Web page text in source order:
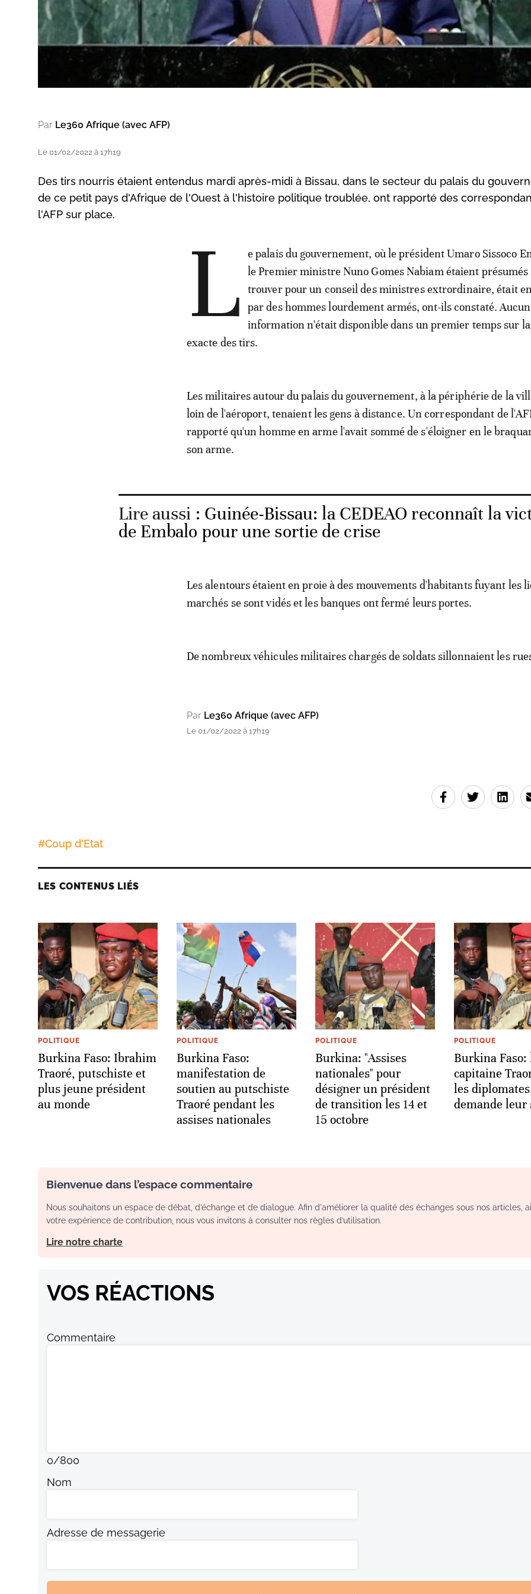
Par Le360 Afrique (avec AFP)
Le 01/02/2022 à 17h19
Des tirs nourris étaient entendus mardi après-midi à Bissau, dans le secteur du palais du
de ce petit pays d'Afrique de l'Ouest à l'histoire politique troublée, ont rapporté des
l'AFP sur place.
L
e palais du gouvernement, où le président Umaro Sissoco
le Premier ministre Nuno Gomes Nabiam étaient présumés
trouver pour un conseil des ministres extrordinaire, était
par des hommes lourdement armés, ont-ils constaté.
information n'était disponible dans un premier temps sur la
exacte des tirs.
Les militaires autour du palais du gouvernement, à la périphérie de la
loin de l'aéroport, tenaient les gens à distance. Un correspondant de
rapporté qu'un homme en arme l'avait sommé de s'éloigner en le
son arme.
Lire aussi : Guinée-Bissau: la CEDEAO reconnaît la
de Embalo pour une sortie de crise
Les alentours étaient en proie à des mouvements d'habitants fuyant les
marchés se sont vidés et les banques ont fermé leurs portes.
De nombreux véhicules militaires chargés de soldats sillonnaient les
Par Le360 Afrique (avec AFP)
Le 01/02/2022 à 17h19
#Coup d'Etat
LES CONTENUS LIÉS
POLITIQUE
Burkina Faso: Ibrahim
Traoré, putschiste et
plus jeune président
au monde
POLITIQUE
Burkina Faso:
manifestation de
soutien au putschiste
Traoré pendant les
assises nationales
POLITIQUE
Burkina: "Assises
nationales" pour
désigner un président
de transition les 14 et
15 octobre
POLITIQUE
Burkina Faso:
capitaine
les
demande leur
Bienvenue dans l’espace commentaire
Nous souhaitons un espace de débat, d’échange et de dialogue. Afin d'améliorer la qualité des échanges sous nos articles,
votre expérience de contribution, nous vous invitons à consulter nos règles d’utilisation.
Lire notre charte
VOS RÉACTIONS
Commentaire
0/800
Nom
Adresse de messagerie